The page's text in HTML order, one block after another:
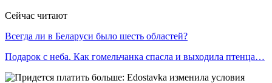
Сейчас читают
Всегда ли в Беларуси было шесть областей?
Подарок с неба. Как гомельчанка спасла и выходила птенца…